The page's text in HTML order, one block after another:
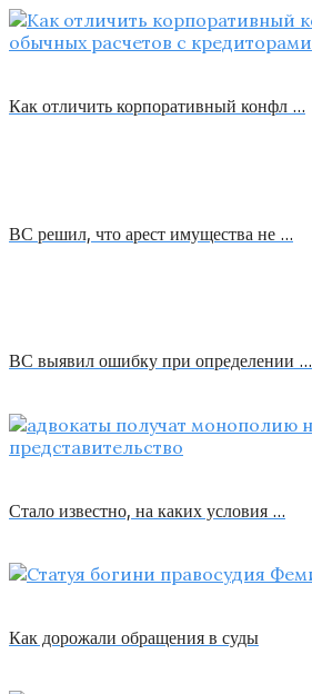
Как отличить корпоративный конфл …
ВС решил, что арест имущества не …
ВС выявил ошибку при определении …
Стало известно, на каких условия …
Как дорожали обращения в суды